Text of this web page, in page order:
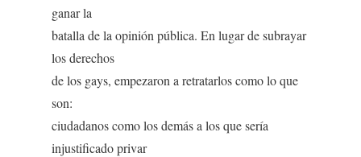
ganar la
batalla de la opinión pública. En lugar de subrayar
los derechos
de los gays, empezaron a retratarlos como lo que
son:
ciudadanos como los demás a los que sería
injustificado privar